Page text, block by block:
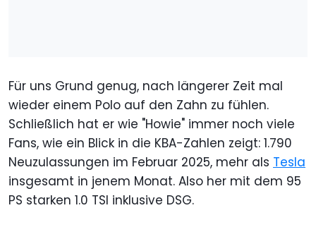
Für uns Grund genug, nach längerer Zeit mal
wieder einem Polo auf den Zahn zu fühlen.
Schließlich hat er wie "Howie" immer noch viele
Fans, wie ein Blick in die KBA-Zahlen zeigt: 1.790
Neuzulassungen im Februar 2025, mehr als Tesla
insgesamt in jenem Monat. Also her mit dem 95
PS starken 1.0 TSI inklusive DSG.